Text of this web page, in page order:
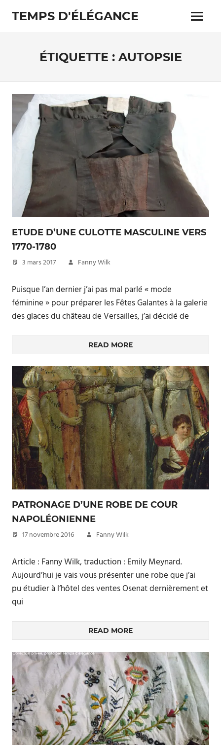
content
TEMPS D'ÉLÉGANCE
Pour
passionnés
Menu
ÉTIQUETTE : AUTOPSIE
ETUDE D’UNE CULOTTE MASCULINE VERS
1770-1780
3 mars 2017 Fanny Wilk
Puisque l’an dernier j’ai pas mal parlé « mode
féminine » pour préparer les Fêtes Galantes à la galerie
des glaces du château de Versailles, j’ai décidé de
READ MORE
PATRONAGE D’UNE ROBE DE COUR
NAPOLÉONIENNE
17 novembre 2016 Fanny Wilk
Article : Fanny Wilk, traduction : Emily Meynard.
Aujourd’hui je vais vous présenter une robe que j’ai
pu étudier à l‘hôtel des ventes Osenat dernièrement et
qui
READ MORE